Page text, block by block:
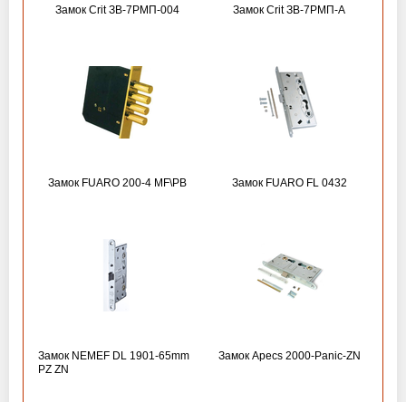
Замок Crit ЗВ-7РМП-004 Замок Crit ЗВ-7РМП-А
Замок FUARO 200-4 MF\РВ Замок FUARO FL 0432
Замок NEMEF DL 1901-65mm
PZ ZN
Замок Apecs 2000-Panic-ZN